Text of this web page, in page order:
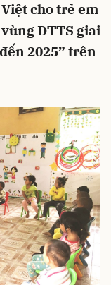
cho trẻ em
DTTS giai
2025” trên